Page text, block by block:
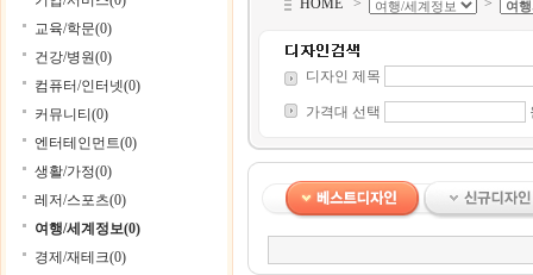
교육/학문(0)
건강/병원(0)
컴퓨터/인터넷(0)
커뮤니티(0)
엔터테인먼트(0)
생활/가정(0)
레저/스포츠(0)
여행/세계정보(0)
경제/재테크(0)
HOME > >
디자인 제목
가격대 선택